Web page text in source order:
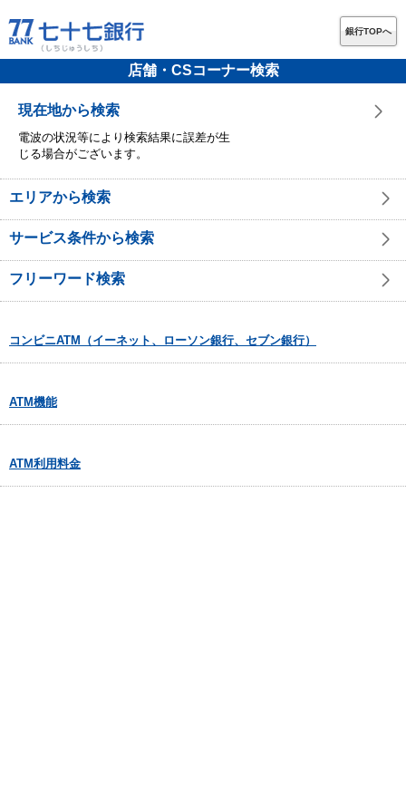
銀行TOPへ
店舗・CSコーナー検索
現在地から検索
電波の状況等により検索結果に誤差が生
じる場合がございます。
エリアから検索
サービス条件から検索
フリーワード検索
コンビニATM（イーネット、ローソン銀行、セブン銀行）
ATM機能
ATM利用料金